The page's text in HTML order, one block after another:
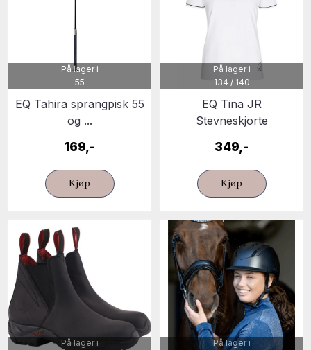
På lager i
55
EQ Tahira sprangpisk 55
og ...
169,-
Kjøp
På lager i
134 / 140
EQ Tina JR
Stevneskjorte
349,-
Kjøp
På lager i
På lager i